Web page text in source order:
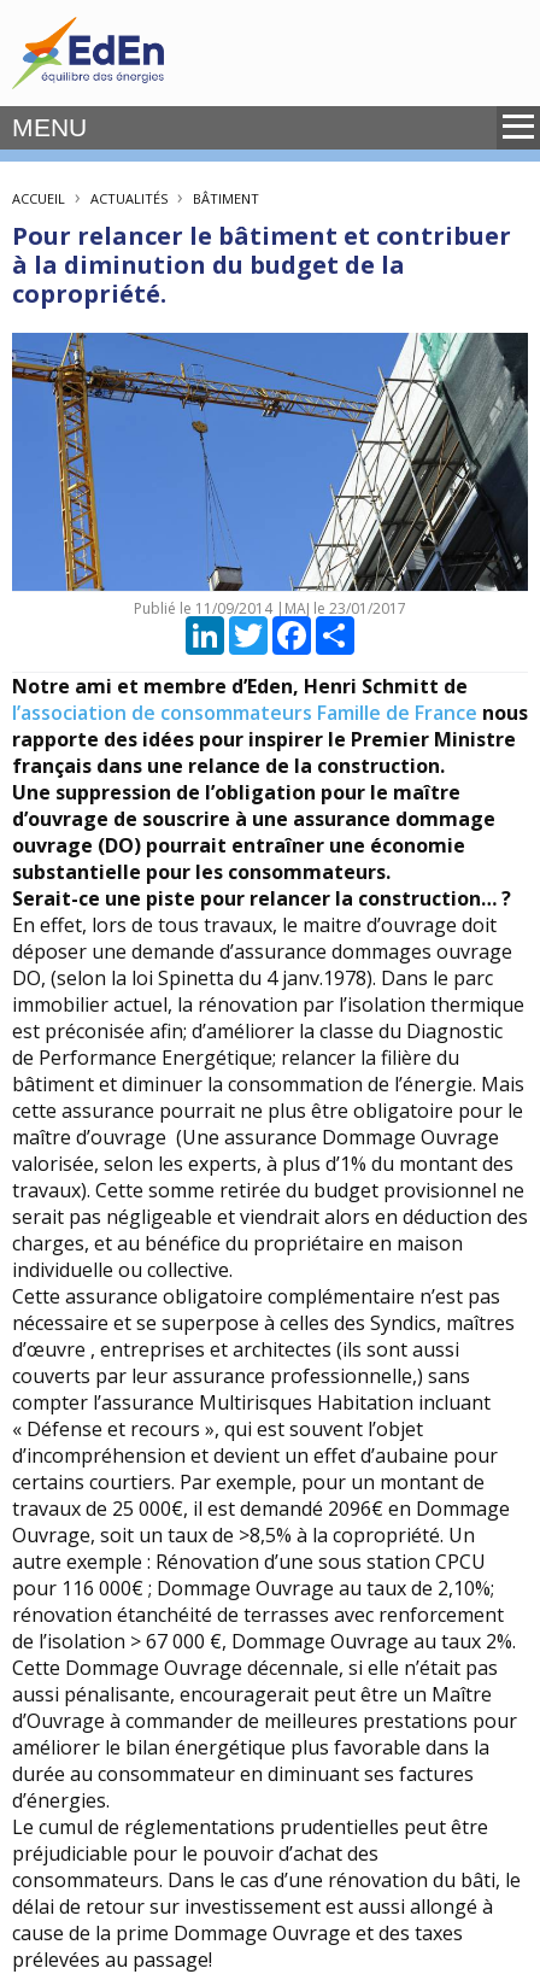
MENU
ACCUEIL › ACTUALITÉS › BÂTIMENT
Pour relancer le bâtiment et contribuer
à la diminution du budget de la
copropriété.
Publié le 11/09/2014| MAJ le 23/01/2017
LinkedInTwitterFacebook
Notre ami et membre d’Eden, Henri Schmitt de
l’association de consommateurs Famille de France nous
rapporte des idées pour inspirer le Premier Ministre
français dans une relance de la construction.
Une suppression de l’obligation pour le maître
d’ouvrage de souscrire à une assurance dommage
ouvrage (DO) pourrait entraîner une économie
substantielle pour les consommateurs.
Serait-ce une piste pour relancer la construction… ?
En effet, lors de tous travaux, le maitre d’ouvrage doit
déposer une demande d’assurance dommages ouvrage
DO, (selon la loi Spinetta du 4 janv.1978). Dans le parc
immobilier actuel, la rénovation par l’isolation thermique
est préconisée afin; d’améliorer la classe du Diagnostic
de Performance Energétique; relancer la filière du
bâtiment et diminuer la consommation de l’énergie. Mais
cette assurance pourrait ne plus être obligatoire pour le
maître d’ouvrage (Une assurance Dommage Ouvrage
valorisée, selon les experts, à plus d’1% du montant des
travaux). Cette somme retirée du budget provisionnel ne
serait pas négligeable et viendrait alors en déduction des
charges, et au bénéfice du propriétaire en maison
individuelle ou collective.
Cette assurance obligatoire complémentaire n’est pas
nécessaire et se superpose à celles des Syndics, maîtres
d’œuvre , entreprises et architectes (ils sont aussi
couverts par leur assurance professionnelle,) sans
compter l’assurance Multirisques Habitation incluant
« Défense et recours », qui est souvent l’objet
d’incompréhension et devient un effet d’aubaine pour
certains courtiers. Par exemple, pour un montant de
travaux de 25 000€, il est demandé 2096€ en Dommage
Ouvrage, soit un taux de >8,5% à la copropriété. Un
autre exemple : Rénovation d’une sous station CPCU
pour 116 000€ ; Dommage Ouvrage au taux de 2,10%;
rénovation étanchéité de terrasses avec renforcement
de l’isolation > 67 000 €, Dommage Ouvrage au taux 2%.
Cette Dommage Ouvrage décennale, si elle n’était pas
aussi pénalisante, encouragerait peut être un Maître
d’Ouvrage à commander de meilleures prestations pour
améliorer le bilan énergétique plus favorable dans la
durée au consommateur en diminuant ses factures
d’énergies.
Le cumul de réglementations prudentielles peut être
préjudiciable pour le pouvoir d’achat des
consommateurs. Dans le cas d’une rénovation du bâti, le
délai de retour sur investissement est aussi allongé à
cause de la prime Dommage Ouvrage et des taxes
prélevées au passage!